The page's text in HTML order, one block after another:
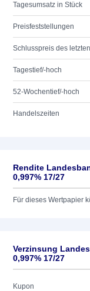
Tagesumsatz in Stück
Preisfeststellungen
Schlusspreis des
Tagestief/-hoch
52-Wochentief/-hoch
Handelszeiten
Rendite
0,997% 17/27
Für dieses Wertpapier
Verzinsung
0,997% 17/27
Kupon